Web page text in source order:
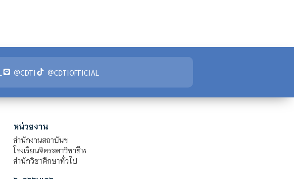
@CDTI @CDTIOFFICIAL
หน่วยงาน
สำนักงานสถาบันฯ
โรงเรียนจิตรลดาวิชาชีพ
สำนักวิชาศึกษาทั่วไป